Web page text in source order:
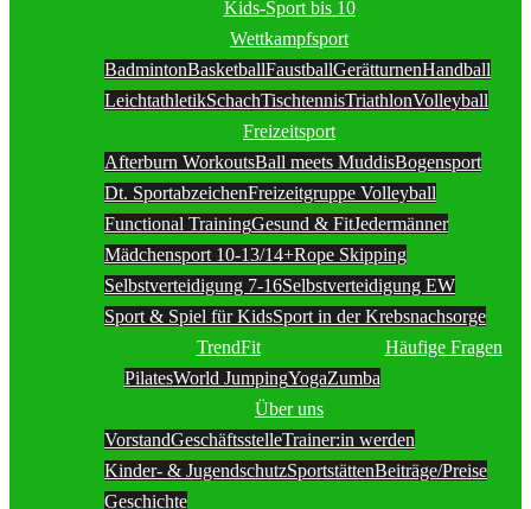
Kids-Sport bis 10
Wettkampfsport
BadmintonBasketballFaustballGerätturnenHandball
LeichtathletikSchachTischtennisTriathlonVolleyball
Freizeitsport
Afterburn WorkoutsBall meets MuddisBogensport
Dt. SportabzeichenFreizeitgruppe Volleyball
Functional TrainingGesund & FitJedermänner
Mädchensport 10-13/14+Rope Skipping
Selbstverteidigung 7-16Selbstverteidigung EW
Sport & Spiel für KidsSport in der Krebsnachsorge
TrendFit
PilatesWorld JumpingYogaZumba
Häufige Fragen
Über uns
VorstandGeschäftsstelleTrainer:in werden
Kinder- & JugendschutzSportstättenBeiträge/Preise
Geschichte